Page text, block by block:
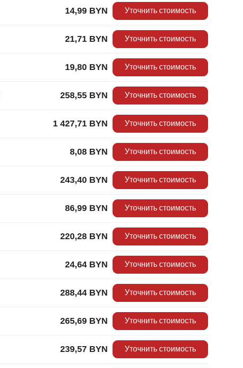
14,99 BYN Уточнить стоимость
21,71 BYN Уточнить стоимость
19,80 BYN Уточнить стоимость
258,55 BYN Уточнить стоимость
1 427,71 BYN Уточнить стоимость
8,08 BYN Уточнить стоимость
243,40 BYN Уточнить стоимость
86,99 BYN Уточнить стоимость
220,28 BYN Уточнить стоимость
24,64 BYN Уточнить стоимость
288,44 BYN Уточнить стоимость
265,69 BYN Уточнить стоимость
239,57 BYN Уточнить стоимость